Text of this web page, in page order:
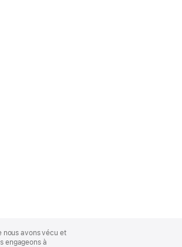
nous avons vécu et
engageons à